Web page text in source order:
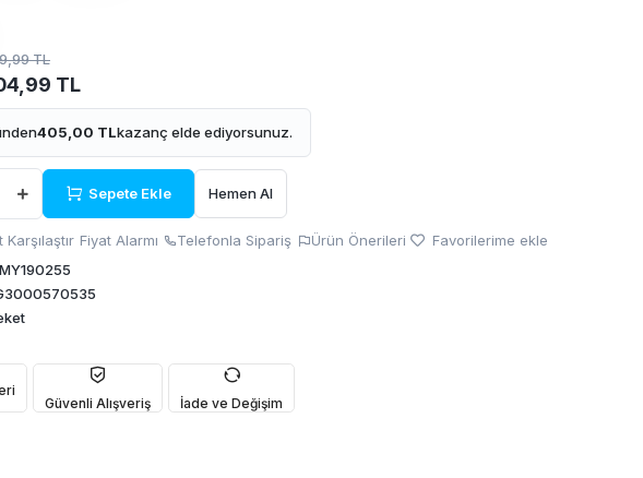
TL
TL
405,00 TLkazanç elde ediyorsunuz.
Sepete Ekle Hemen Al
Karşılaştır Fiyat Alarmı Telefonla Sipariş Ürün Önerileri
Favorilerime ekle
MY190255
Güvenli Alışveriş
İade ve Değişim